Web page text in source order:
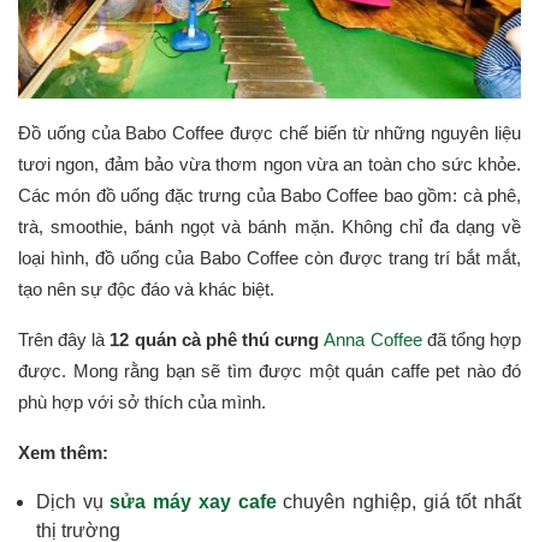
Đồ uống của Babo Coffee được chế biến từ những nguyên liệu
tươi ngon, đảm bảo vừa thơm ngon vừa an toàn cho sức khỏe.
Các món đồ uống đặc trưng của Babo Coffee bao gồm: cà phê,
trà, smoothie, bánh ngọt và bánh mặn. Không chỉ đa dạng về
loại hình, đồ uống của Babo Coffee còn được trang trí bắt mắt,
tạo nên sự độc đáo và khác biệt.
Trên đây là 12 quán cà phê thú cưng Anna Coffeeđã tổng hợp
được. Mong rằng bạn sẽ tìm được một quán caffe pet nào đó
phù hợp với sở thích của mình.
Xem thêm:
Dịch vụsửa máy xay cafechuyên nghiệp, giá tốt nhất
thị trường